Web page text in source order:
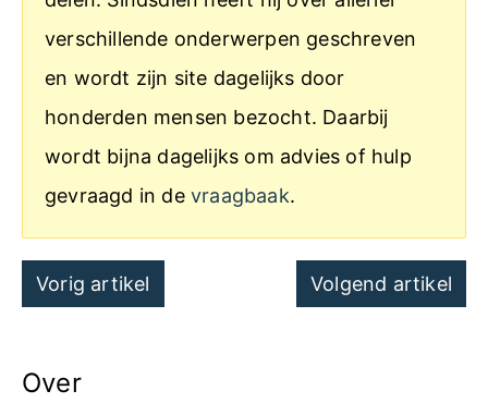
verschillende onderwerpen geschreven
en wordt zijn site dagelijks door
honderden mensen bezocht. Daarbij
wordt bijna dagelijks om advies of hulp
gevraagd in de vraagbaak.
Post
navigation
Vorig artikel Volgend artikel
Over